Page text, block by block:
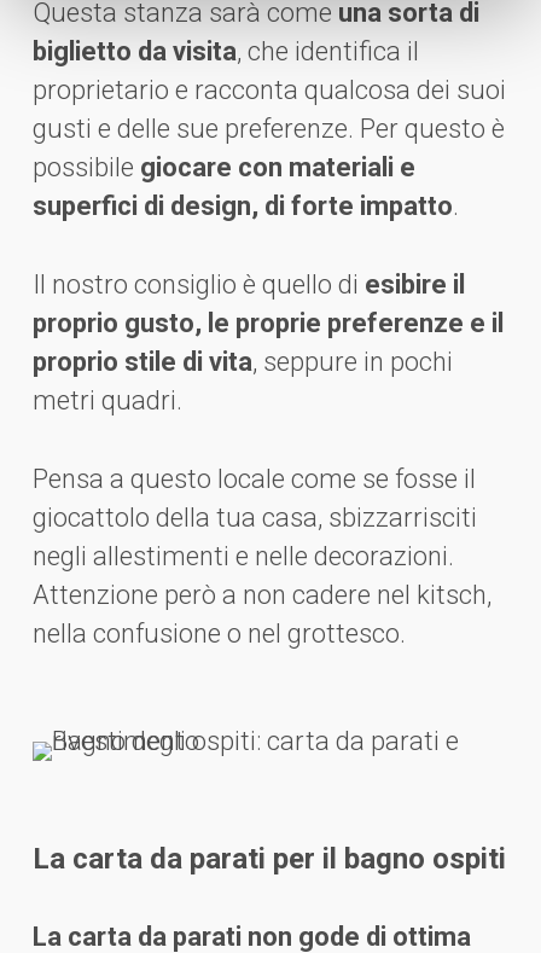
Questa stanza sarà come una sorta di
biglietto da visita, che identifica il
proprietario e racconta qualcosa dei suoi
gusti e delle sue preferenze. Per questo è
possibile giocare con materiali e
superfici di design, di forte impatto.
Il nostro consiglio è quello di esibire il
proprio gusto, le proprie preferenze e il
proprio stile di vita, seppure in pochi
metri quadri.
Pensa a questo locale come se fosse il
giocattolo della tua casa, sbizzarrisciti
negli allestimenti e nelle decorazioni.
Attenzione però a non cadere nel kitsch,
nella confusione o nel grottesco.
La carta da parati per il bagno ospiti
La carta da parati non gode di ottima